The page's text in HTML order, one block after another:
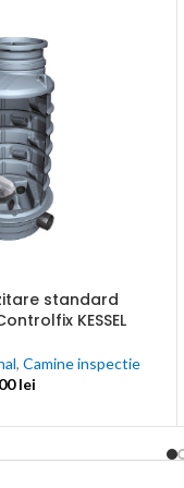
standard
KESSEL
, Camine inspectie
lei